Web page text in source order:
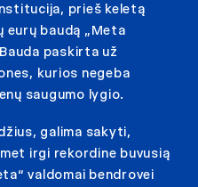
prieš keletą
eurų baudą „Meta
paskirta už
kurios negeba
saugumo lygio.
galima sakyti,
irgi rekordine buvusią
valdomai bendrovei